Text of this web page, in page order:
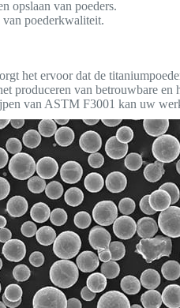
opslaan van poeders.
van poederkwaliteit.
het ervoor dat de
produceren van betrouwbare
van ASTM F3001 kan uw